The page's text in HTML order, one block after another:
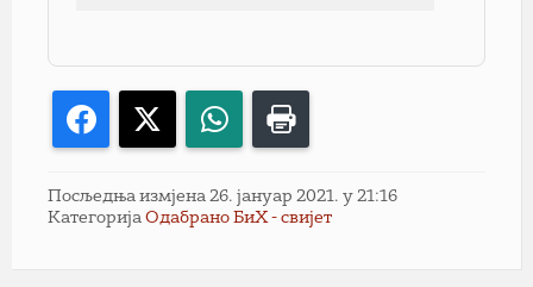
Facebook WhatsApp
Посљедња измјена 26. јануар 2021. у 21:16
Категорија Одабрано БиХ - свијет